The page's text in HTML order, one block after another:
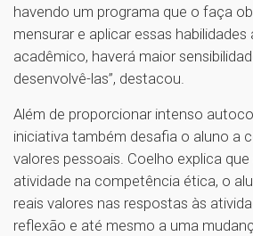
havendo um programa que o faça
mensurar e aplicar essas habilidades
acadêmico, haverá maior
desenvolvê-las”, destacou.
Além de proporcionar intenso
iniciativa também desafia o aluno a
valores pessoais. Coelho explica
atividade na competência ética, o
reais valores nas respostas às
reflexão e até mesmo a uma